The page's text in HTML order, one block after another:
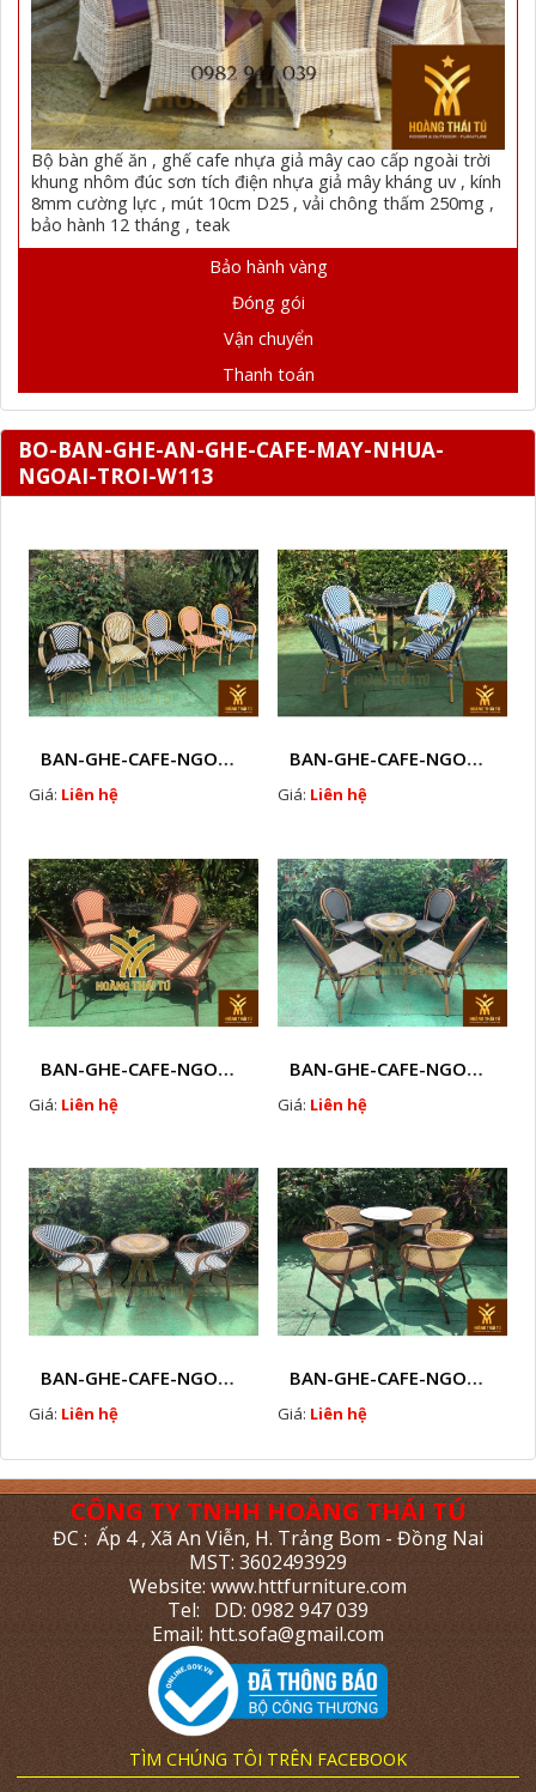
Bộ bàn ghế ăn , ghế cafe nhựa giả mây cao cấp ngoài trời
khung nhôm đúc sơn tích điện nhựa giả mây kháng uv , kính
8mm cường lực , mút 10cm D25 , vải chông thấm 250mg ,
bảo hành 12 tháng , teak
Bảo hành vàng
Đóng gói
Vận chuyển
Thanh toán
BO-BAN-GHE-AN-GHE-CAFE-MAY-NHUA-
NGOAI-TROI-W113
BAN-GHE-CAFE-NGOAI-TROI-J3
Giá: Liên hệ
BAN-GHE-CAFE-NGOAI-TROI-J1
Giá: Liên hệ
BAN-GHE-CAFE-NGOAI-TROI-J2
Giá: Liên hệ
BAN-GHE-CAFE-NGOAI-TROI-J4
Giá: Liên hệ
BAN-GHE-CAFE-NGOAI-TROI-J5
Giá: Liên hệ
BAN-GHE-CAFE-NGOAI-TROI-J6
Giá: Liên hệ
CÔNG TY TNHH HOÀNG THÁI TÚ
ĐC : Ấp 4 , Xã An Viễn, H. Trảng Bom - Đồng Nai
MST: 3602493929
Website: www.httfurniture.com
Tel: DD: 0982 947 039
Email: htt.sofa@gmail.com
TÌM CHÚNG TÔI TRÊN FACEBOOK